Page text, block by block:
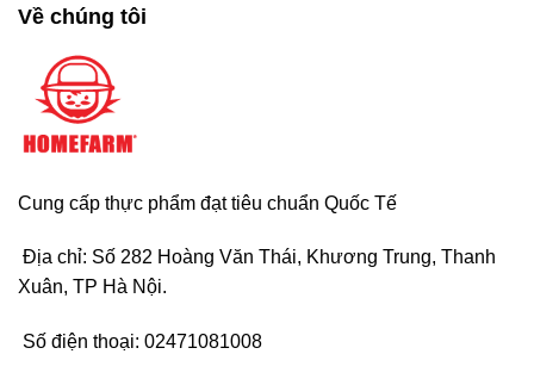
Về chúng tôi
Cung cấp thực phẩm đạt tiêu chuẩn Quốc Tế
Địa chỉ: Số 282 Hoàng Văn Thái, Khương Trung, Thanh
Xuân, TP Hà Nội.
Số điện thoại: 02471081008